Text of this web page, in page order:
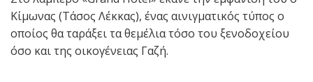
Κίμωνας (Τάσος Λέκκας), ένας αινιγματικός τύπος ο
οποίος θα ταράξει τα θεμέλια τόσο του ξενοδοχείου
όσο και της οικογένειας Γαζή.